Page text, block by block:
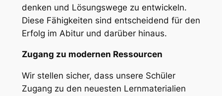
denken und Lösungswege zu entwickeln.
Diese Fähigkeiten sind entscheidend für den
Erfolg im Abitur und darüber hinaus.
Zugang zu modernen Ressourcen
Wir stellen sicher, dass unsere Schüler
Zugang zu den neuesten Lernmaterialien